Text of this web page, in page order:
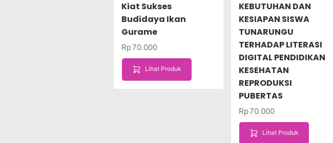
Kiat Sukses
Budidaya Ikan
Gurame
Rp70.000
Lihat Produk
KEBUTUHAN DAN
KESIAPAN SISWA
TUNARUNGU
TERHADAP LITERASI
DIGITAL PENDIDIKAN
KESEHATAN
REPRODUKSI
PUBERTAS
Rp70.000
Lihat Produk